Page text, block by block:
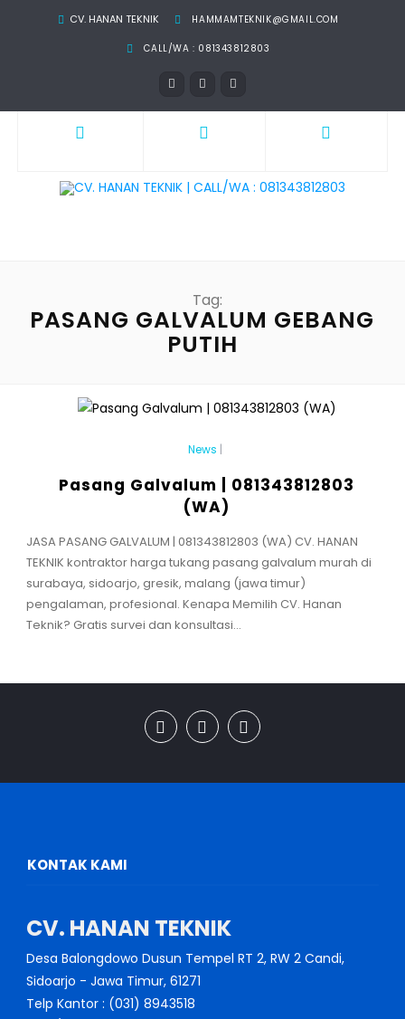
CV. HANAN TEKNIK HAMMAMTEKNIK@GMAIL.COM
CALL/WA : 081343812803
Tag:
PASANG GALVALUM GEBANG
PUTIH
News |
Pasang Galvalum | 081343812803
(WA)
JASA PASANG GALVALUM | 081343812803 (WA) CV. HANAN
TEKNIK kontraktor harga tukang pasang galvalum murah di
surabaya, sidoarjo, gresik, malang (jawa timur)
pengalaman, profesional. Kenapa Memilih CV. Hanan
Teknik? Gratis survei dan konsultasi...
KONTAK KAMI
CV. HANAN TEKNIK
Desa Balongdowo Dusun Tempel RT 2, RW 2 Candi,
Sidoarjo - Jawa Timur, 61271
Telp Kantor : (031) 8943518